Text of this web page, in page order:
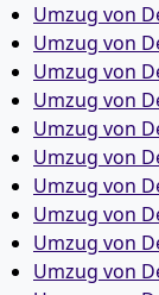
Umzug von
Umzug von
Umzug von
Umzug von
Umzug von
Umzug von
Umzug von
Umzug von
Umzug von
Umzug von